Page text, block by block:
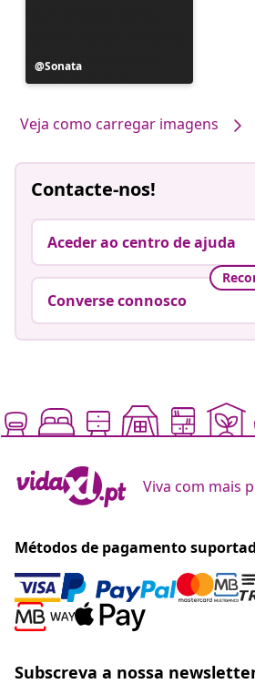
Postagem
publicada
Sonata
Veja como carregar imagens
Contacte-nos!
Aceder ao centro de ajuda
Converse connosco
Viva com mais
Métodos de pagamento
Subscreva a nossa